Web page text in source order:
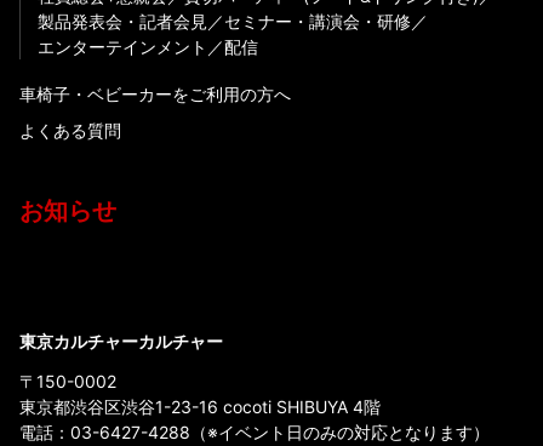
製品発表会・記者会見
セミナー・講演会・研修
エンターテインメント
配信
車椅子・ベビーカーをご利用の方へ
よくある質問
お知らせ
東京カルチャーカルチャー
〒150-0002
東京都渋谷区渋谷1-23-16 cocoti SHIBUYA 4階
電話： 03-6427-4288 （※イベント日のみの対応となります）